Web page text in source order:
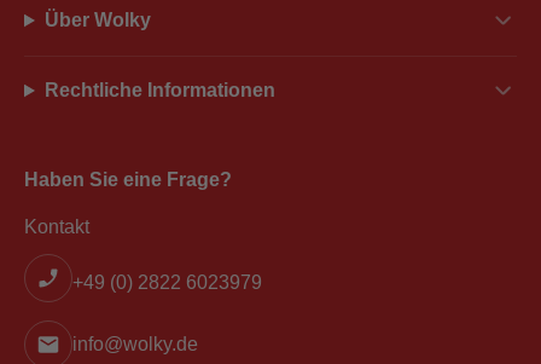
Über Wolky
Rechtliche Informationen
Haben Sie eine Frage?
Kontakt
+49 (0) 2822 6023979
info@wolky.de